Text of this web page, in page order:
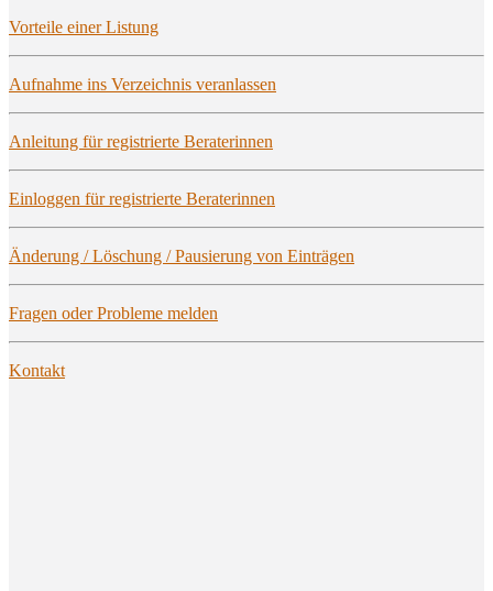
Vor­tei­le einer Listung
Auf­nah­me ins Ver­zeich­nis veranlassen
Anlei­tung für regis­trier­te Beraterinnen
Ein­log­gen für regis­trier­te Beraterinnen
Ände­rung / Löschung / Pau­sie­rung von Einträgen
Fra­gen oder Pro­ble­me melden
Kon­takt